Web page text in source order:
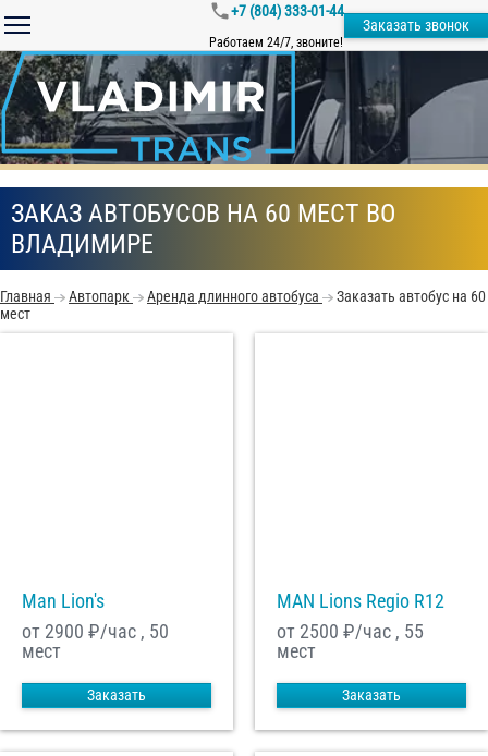
+7 (804) 333-01-44
Работаем 24/7, звоните!
Заказать звонок
ЗАКАЗ АВТОБУСОВ НА 60 МЕСТ ВО
ВЛАДИМИРЕ
Главная Автопарк Аренда длинного автобуса
Заказать автобус на 60
мест
Man Lion's
от 2900 ₽/час , 50
мест
Заказать
MAN Lions Regio R12
от 2500 ₽/час , 55
мест
Заказать
Отправить заказ